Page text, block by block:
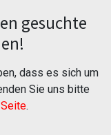
gesuchte
dass es sich um
Sie uns bitte
.